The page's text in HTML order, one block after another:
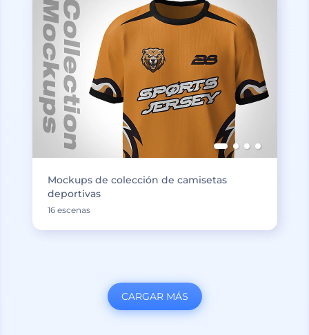
Mockups de colección de camisetas
deportivas
16 escenas
CARGAR MÁS